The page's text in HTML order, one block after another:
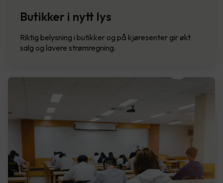
Butikker i nytt lys
Riktig belysning i butikker og på kjøresenter gir økt
salg og lavere strømregning.